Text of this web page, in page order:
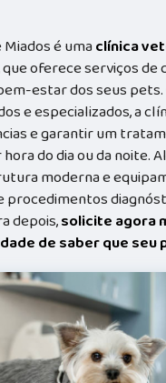
é umaclínica
que oferece serviços de
estar dos seus
e especializados, a
e garantir um
do dia ou da noite.
moderna e
procedimentos
depois,solicite agora
de saber que seu